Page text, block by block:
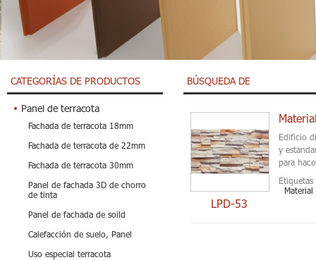
CATEGORÍAS DE PRODUCTOS
Panel de terracota
Fachada de terracota 18mm
Fachada de terracota de 22mm
Fachada de terracota 30mm
Panel de fachada 3D de chorro
de tinta
Panel de fachada de soild
Calefacción de suelo, Panel
Uso especial terracota
BÚSQUEDA DE
LPD-53
Edificio
y
para